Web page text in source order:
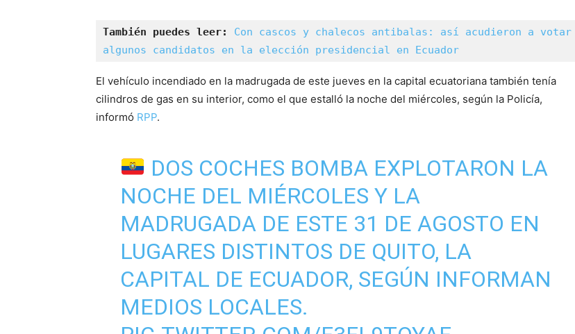
También puedes leer: Con cascos y chalecos antibalas: así acudieron a votar
algunos candidatos en la elección presidencial en Ecuador
El vehículo incendiado en la madrugada de este jueves en la capital ecuatoriana también tenía
cilindros de gas en su interior, como el que estalló la noche del miércoles, según la Policía,
informó RPP.
DOS COCHES BOMBA EXPLOTARON LA
NOCHE DEL MIÉRCOLES Y LA
MADRUGADA DE ESTE 31 DE AGOSTO EN
LUGARES DISTINTOS DE QUITO, LA
CAPITAL DE ECUADOR, SEGÚN INFORMAN
MEDIOS LOCALES.